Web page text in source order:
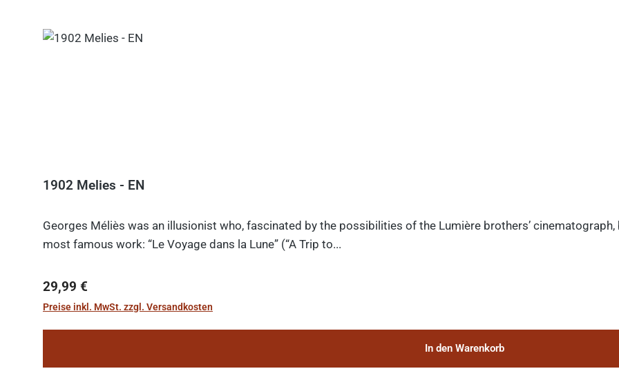
1902 Melies - EN
Georges Méliès was an illusionist who, fascinated by the possibilities of the Lumière brothers’
most famous work: “Le Voyage dans la Lune” (“A Trip to...
Regulärer Preis:
29,99 €
Preise inkl. MwSt. zzgl. Versandkosten
In den Warenkorb